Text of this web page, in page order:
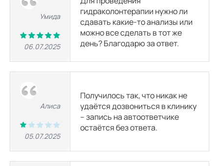
4000р.
МРТ головного мозга
6150р.
6150р.
МРТ головного мозга и орбит
МРТ пазух носа
Умида
06.07.2025
гидраколонтерапии нужно ли
сдавать какие-то анализы или
можно все сделать в тот же
день? Благодарю за ответ.
Алиса
05.07.2025
Получилось так, что никак не
удаётся дозвониться в клинику
– запись на автоответчике
остаётся без ответа.